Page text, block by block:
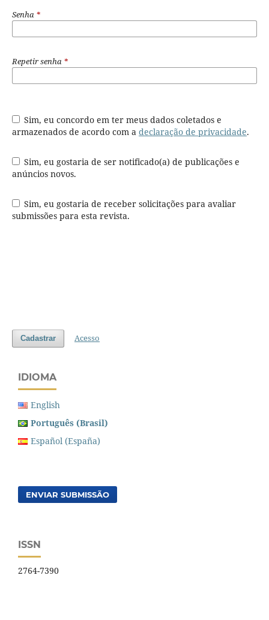
Senha *
Repetir senha *
Sim, eu concordo em ter meus dados coletados e
armazenados de acordo com a declaração de privacidade.
Sim, eu gostaria de ser notificado(a) de publicações e
anúncios novos.
Sim, eu gostaria de receber solicitações para avaliar
submissões para esta revista.
Cadastrar Acesso
IDIOMA
English
Português (Brasil)
Español (España)
ENVIAR SUBMISSÃO
ISSN
2764-7390